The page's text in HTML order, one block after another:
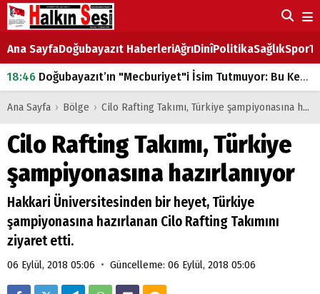
Ana SayfaDoğubayazıt HaberleriAğrıDinîPolitikaSağlıkSpor
18:46 Doğubayazıt’ın "Mecburiyet"i İsim Tutmuyor: Bu Kez de Mem u Zîn Oldu!
07:53Doğubayazıt’ta Ekmek Fiyatlarına Zam
07:16 Doğubayazıt'ta çocukların sırtındaki ağır yük
07:00 DEVLET ve HÜKÜMET
18:29ÇARŞI CADDESİ YAZ BOZ TAHTASI
Ana Sayfa › Bölge › Cilo Rafting Takımı, Türkiye şampiyonasına hazırlanıyor
Cilo Rafting Takımı, Türkiye
şampiyonasına hazırlanıyor
Hakkari Üniversitesinden bir heyet, Türkiye
şampiyonasına hazırlanan Cilo Rafting Takımını
ziyaret etti.
06 Eylül, 2018 05:06 • Güncelleme: 06 Eylül, 2018 05:06